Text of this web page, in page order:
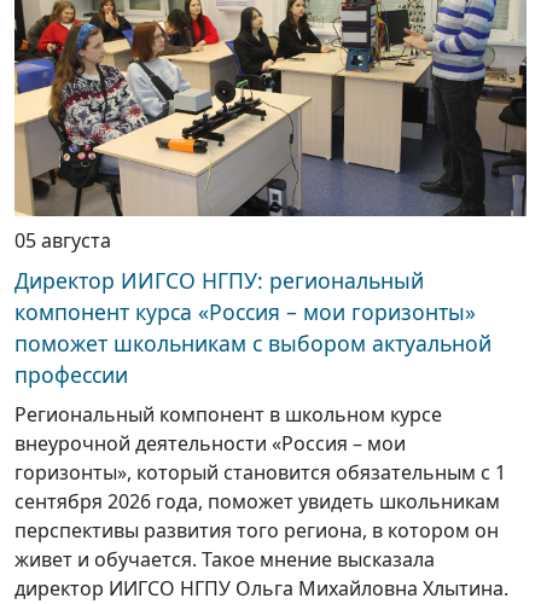
05 августа
Директор ИИГСО НГПУ: региональный
компонент курса «Россия – мои горизонты»
поможет школьникам с выбором актуальной
профессии
Региональный компонент в школьном курсе
внеурочной деятельности «Россия – мои
горизонты», который становится обязательным с 1
сентября 2026 года, поможет увидеть школьникам
перспективы развития того региона, в котором он
живет и обучается. Такое мнение высказала
директор ИИГСО НГПУ Ольга Михайловна Хлытина.